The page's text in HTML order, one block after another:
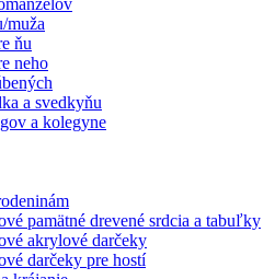
muža
ňu
neho
a svedkyňu
a kolegyne
pamätné drevené srdcia a tabuľky
akrylové darčeky
darčeky pre hostí